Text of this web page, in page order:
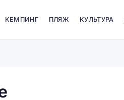
КЕМПИНГ ПЛЯЖ КУЛЬТУРА